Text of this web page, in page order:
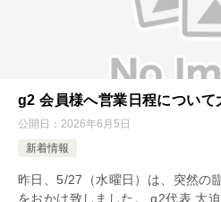
g2 会員様へ営業日程について
公開日： 2026年6月5日
新着情報
昨日、5/27（水曜日）は、突然の
をおかけ致しました。 g2代表 大